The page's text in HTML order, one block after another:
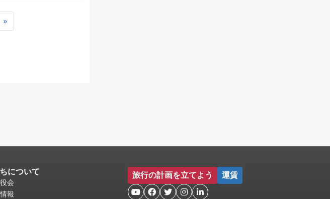
»
後
について
会
報
旅行の計画を立てよう 運賃
    